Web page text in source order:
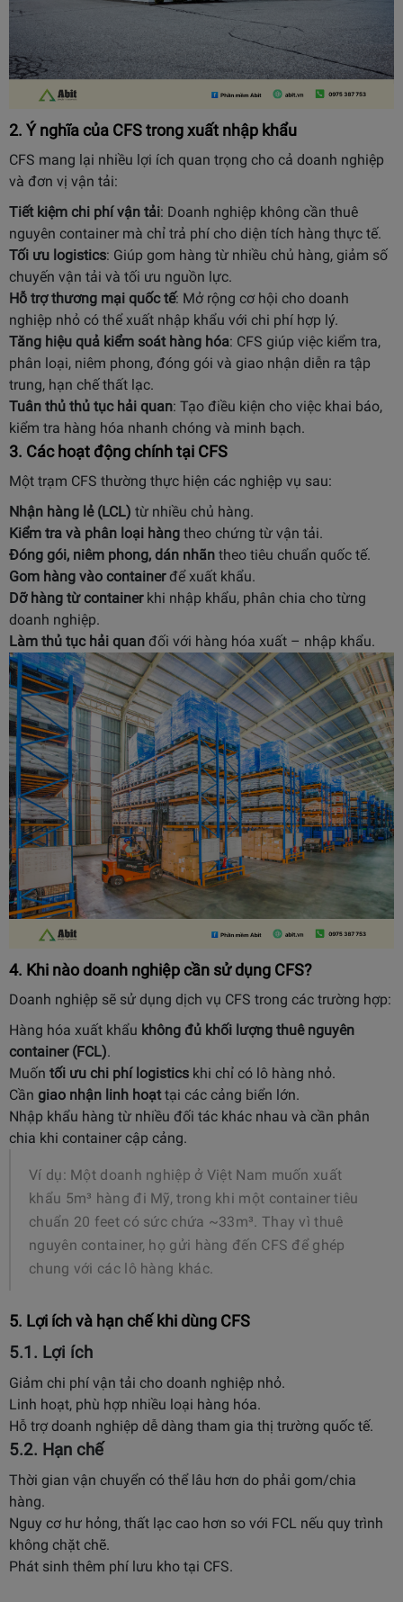
2. Ý nghĩa của CFS trong xuất nhập khẩu
CFS mang lại nhiều lợi ích quan trọng cho cả doanh nghiệp
và đơn vị vận tải:
Tiết kiệm chi phí vận tải: Doanh nghiệp không cần thuê
nguyên container mà chỉ trả phí cho diện tích hàng thực tế.
Tối ưu logistics: Giúp gom hàng từ nhiều chủ hàng, giảm số
chuyến vận tải và tối ưu nguồn lực.
Hỗ trợ thương mại quốc tế: Mở rộng cơ hội cho doanh
nghiệp nhỏ có thể xuất nhập khẩu với chi phí hợp lý.
Tăng hiệu quả kiểm soát hàng hóa: CFS giúp việc kiểm tra,
phân loại, niêm phong, đóng gói và giao nhận diễn ra tập
trung, hạn chế thất lạc.
Tuân thủ thủ tục hải quan: Tạo điều kiện cho việc khai báo,
kiểm tra hàng hóa nhanh chóng và minh bạch.
3. Các hoạt động chính tại CFS
Một trạm CFS thường thực hiện các nghiệp vụ sau:
Nhận hàng lẻ (LCL) từ nhiều chủ hàng.
Kiểm tra và phân loại hàng theo chứng từ vận tải.
Đóng gói, niêm phong, dán nhãn theo tiêu chuẩn quốc tế.
Gom hàng vào containerđể xuất khẩu.
Dỡ hàng từ containerkhi nhập khẩu, phân chia cho từng
doanh nghiệp.
Làm thủ tục hải quan đối với hàng hóa xuất – nhập khẩu.
4. Khi nào doanh nghiệp cần sử dụng CFS?
Doanh nghiệp sẽ sử dụng dịch vụ CFS trong các trường hợp:
Hàng hóa xuất khẩu không đủ khối lượng thuê nguyên
container (FCL).
Muốn tối ưu chi phí logistics khi chỉ có lô hàng nhỏ.
Cần giao nhận linh hoạttại các cảng biển lớn.
Nhập khẩu hàng từ nhiều đối tác khác nhau và cần phân
chia khi container cập cảng.
Ví dụ: Một doanh nghiệp ở Việt Nam muốn xuất
khẩu 5m³ hàng đi Mỹ, trong khi một container tiêu
chuẩn 20 feet có sức chứa ~33m³. Thay vì thuê
nguyên container, họ gửi hàng đến CFS để ghép
chung với các lô hàng khác.
5. Lợi ích và hạn chế khi dùng CFS
5.1. Lợi ích
Giảm chi phí vận tải cho doanh nghiệp nhỏ.
Linh hoạt, phù hợp nhiều loại hàng hóa.
Hỗ trợ doanh nghiệp dễ dàng tham gia thị trường quốc tế.
5.2. Hạn chế
Thời gian vận chuyển có thể lâu hơn do phải gom/chia
hàng.
Nguy cơ hư hỏng, thất lạc cao hơn so với FCL nếu quy trình
không chặt chẽ.
Phát sinh thêm phí lưu kho tại CFS.